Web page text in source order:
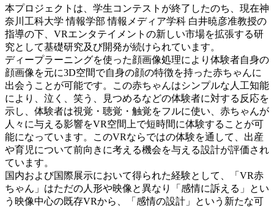
本プロジェクトは、学生コンテストが終了したのち、現在神
奈川工科大学 情報学部 情報メディア学科 白井暁彦准教授の
指導の下、VRエンタテイメントの新しい市場を拡張する研
究として基礎研究及び開発が続けられています。
ディープラーニングを使った顔画像処理により体験者自身の
顔画像を元に3D空間で自身の顔の特徴を持った赤ちゃんに
出会うことが可能です。この赤ちゃんはシンプルな人工知能
により、泣く、笑う、見つめるなどの体験者に対する反応を
示し、体験者は視覚・聴覚・触覚をフルに使い、赤ちゃんが
人々に与える影響をVR空間上で短時間に体験することが可
能になっています。このVRならではの体験を通して、出産
や育児について前向きに考える機会を与える設計が評価され
ています。
国内および国際展示において得られた経験として、「VR赤
ちゃん」はただの人形や映像と異なり「感情に訴える」とい
う映像中心の既存VRから、「感情の設計」という新たな可